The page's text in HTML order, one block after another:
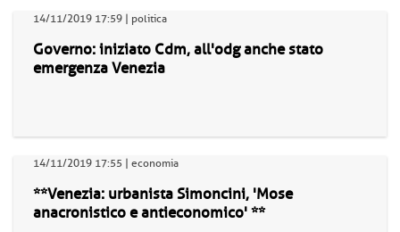
14/11/2019 17:59 | politica
Governo: iniziato Cdm, all'odg anche stato
emergenza Venezia
14/11/2019 17:55 | economia
**Venezia: urbanista Simoncini, 'Mose
anacronistico e antieconomico' **